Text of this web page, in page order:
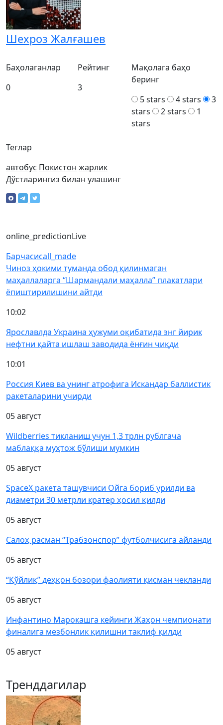
Шехроз Жалғашев
Теглар
автобус Покистон жарлик
Баҳолаганлар
0
Рейтинг
3
Мақолага баҳо
беринг
5 stars
4 stars
3
stars
2 stars
1
stars
Дўстларингиз билан улашинг
online_predictionLive
Барчасиcall_made
Чиноз ҳокими туманда обод қилинмаган
маҳаллаларга “Шармандали маҳалла” плакатлари
ёпиштирилишини айтди
10:02
Ярославлда Украина ҳужуми оқибатида энг йирик
нефтни қайта ишлаш заводида ёнғин чиқди
10:01
Россия Киев ва унинг атрофига Искандар баллистик
ракеталарини учирди
05 август
Wildberries тикланиш учун 1,3 трлн рублгача
маблаққа муҳтож бўлиши мумкин
05 август
SpaceX ракета ташувчиси Ойга бориб урилди ва
диаметри 30 метрли кратер ҳосил қилди
05 август
Салоҳ расман “Трабзонспор” футболчисига айланди
05 август
“Қўйлиқ” деҳқон бозори фаолияти қисман чекланди
05 август
Инфантино Марокашга кейинги Жаҳон чемпионати
финалига мезбонлик қилишни таклиф қилди
05 август
Тренддагилар